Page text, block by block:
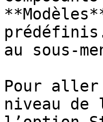
au sous-
Pour
niveau